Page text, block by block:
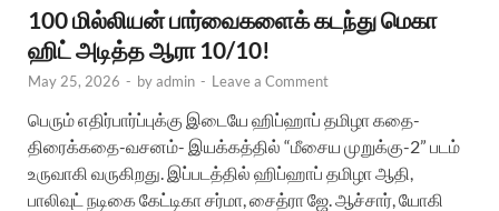
100 மில்லியன் பார்வைகளைக் கடந்து மெகா
ஹிட் அடித்த ஆரா 10/10!
May 25, 2026 - byadmin - Leave a Comment
பெரும் எதிர்பார்ப்புக்கு இடையே ஹிப்ஹாப் தமிழா கதை-
திரைக்கதை-வசனம்- இயக்கத்தில் “மீசைய முறுக்கு-2” படம்
உருவாகி வருகிறது. இப்படத்தில் ஹிப்ஹாப் தமிழா ஆதி,
பாலிவுட் நடிகை கேட்டிகா சர்மா, சைத்ரா ஜே. ஆச்சார், யோகி